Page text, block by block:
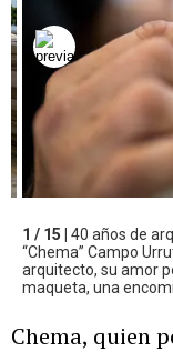
1 / 15 | 40 años de
“Chema” Campo
arquitecto, su amor
maqueta, una
Chema, quien